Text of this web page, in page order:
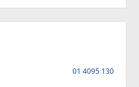
01 4095 130